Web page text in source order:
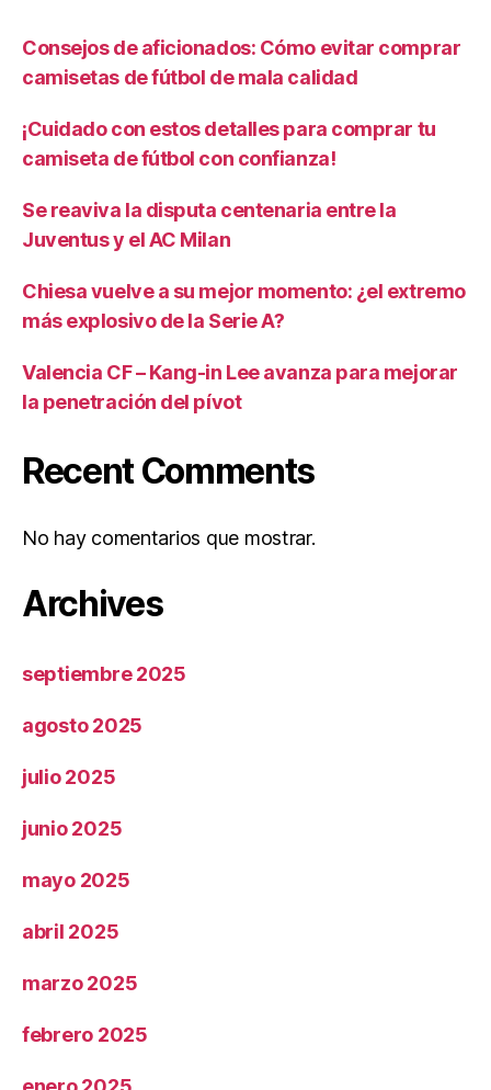
Consejos de aficionados: Cómo evitar comprar
camisetas de fútbol de mala calidad
¡Cuidado con estos detalles para comprar tu
camiseta de fútbol con confianza!
Se reaviva la disputa centenaria entre la
Juventus y el AC Milan
Chiesa vuelve a su mejor momento: ¿el extremo
más explosivo de la Serie A?
Valencia CF – Kang-in Lee avanza para mejorar
la penetración del pívot
Recent Comments
No hay comentarios que mostrar.
Archives
septiembre 2025
agosto 2025
julio 2025
junio 2025
mayo 2025
abril 2025
marzo 2025
febrero 2025